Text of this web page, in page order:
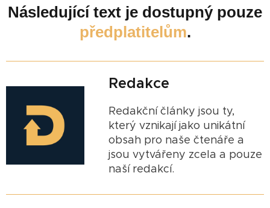
Následující text je dostupný pouze
předplatitelům.
Redakce
Redakční články jsou ty,
který vznikají jako unikátní
obsah pro naše čtenáře a
jsou vytvářeny zcela a pouze
naší redakcí.